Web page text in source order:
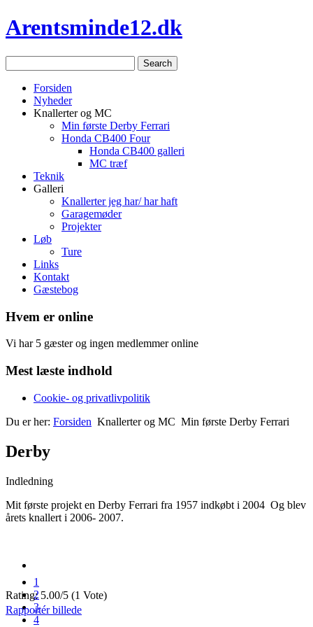
Arentsminde12.dk
Forsiden
Nyheder
Knallerter og MC
Min første Derby Ferrari
Honda CB400 Four
Honda CB400 galleri
MC træf
Teknik
Galleri
Knallerter jeg har/ har haft
Garagemøder
Projekter
Løb
Ture
Links
Kontakt
Gæstebog
Hvem er online
Vi har 5 gæster og ingen medlemmer online
Mest læste indhold
Cookie- og privatlivpolitik
Du er her: Forsiden Knallerter og MC Min første Derby Ferrari
Derby
Indledning
Mit første projekt en Derby Ferrari fra 1957 indkøbt i 2004 Og blev
årets knallert i 2006- 2007.
1
2
3
4
Rating: 5.00/5 (1 Vote)
Rapportér billede